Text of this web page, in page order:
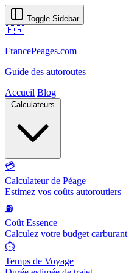
Toggle Sidebar
🇫🇷
FrancePeages.com
Guide des autoroutes
Accueil Blog
Calculateurs
💳
Calculateur de Péage
Estimez vos coûts autoroutiers
⛽
Coût Essence
Calculez votre budget carburant
⏱️
Temps de Voyage